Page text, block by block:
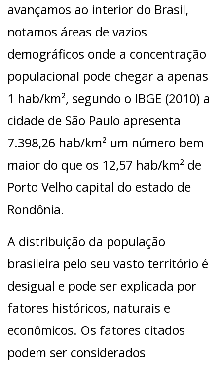
avançamos ao interior do Brasil,
notamos áreas de vazios
demográficos onde a concentração
populacional pode chegar a apenas
1 hab/km², segundo o IBGE (2010) a
cidade de São Paulo apresenta
7.398,26 hab/km² um número bem
maior do que os 12,57 hab/km² de
Porto Velho capital do estado de
Rondônia.
A distribuição da população
brasileira pelo seu vasto território é
desigual e pode ser explicada por
fatores históricos, naturais e
econômicos. Os fatores citados
podem ser considerados